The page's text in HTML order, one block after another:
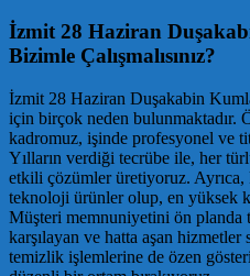
İzmit 28 Haziran
Bizimle Çalışmalısınız?
İzmit 28 Haziran Duşakabin
için birçok neden bulunmaktadır.
kadromuz, işinde profesyonel ve
Yılların verdiği tecrübe ile, her
etkili çözümler üretiyoruz. Ayrıca,
teknoloji ürünler olup, en yüksek
Müşteri memnuniyetini ön planda
karşılayan ve hatta aşan hizmetler
temizlik işlemlerine de özen